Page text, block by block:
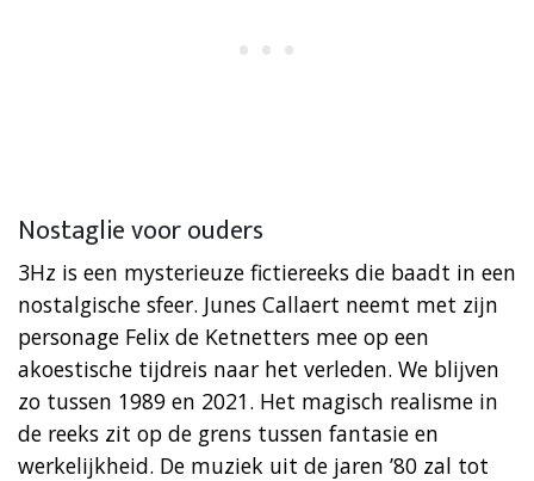
Nostaglie voor ouders
3Hz is een mysterieuze fictiereeks die baadt in een
nostalgische sfeer. Junes Callaert neemt met zijn
personage Felix de Ketnetters mee op een
akoestische tijdreis naar het verleden. We blijven
zo tussen 1989 en 2021. Het magisch realisme in
de reeks zit op de grens tussen fantasie en
werkelijkheid. De muziek uit de jaren ’80 zal tot